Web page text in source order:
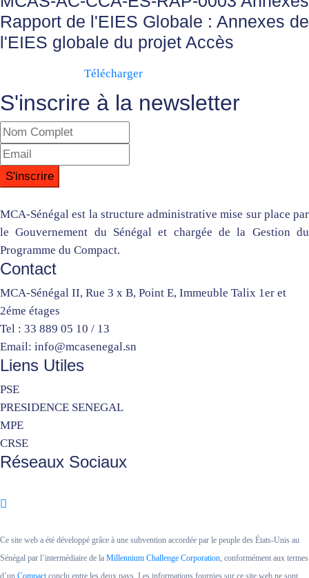
Rapport de l'EIES Globale : Annexes de
l'EIES globale du projet Accès
Télécharger
S'inscrire à la newsletter
MCA-Sénégal est la structure administrative mise sur place par
le Gouvernement du Sénégal et chargée de la Gestion du
Programme du Compact.
Contact
MCA-Sénégal II, Rue 3 x B, Point E, Immeuble Talix 1er et
2éme étages
Tel : 33 889 05 10 / 13
Email: info@mcasenegal.sn
Liens Utiles
PSE
PRESIDENCE SENEGAL
MPE
CRSE
Réseaux Sociaux
Ce site web a été développé grâce à une subvention accordée par le peuple des États-Unis au
Sénégal par l’intermédiaire de la Millennium Challenge Corporation, conformément aux termes